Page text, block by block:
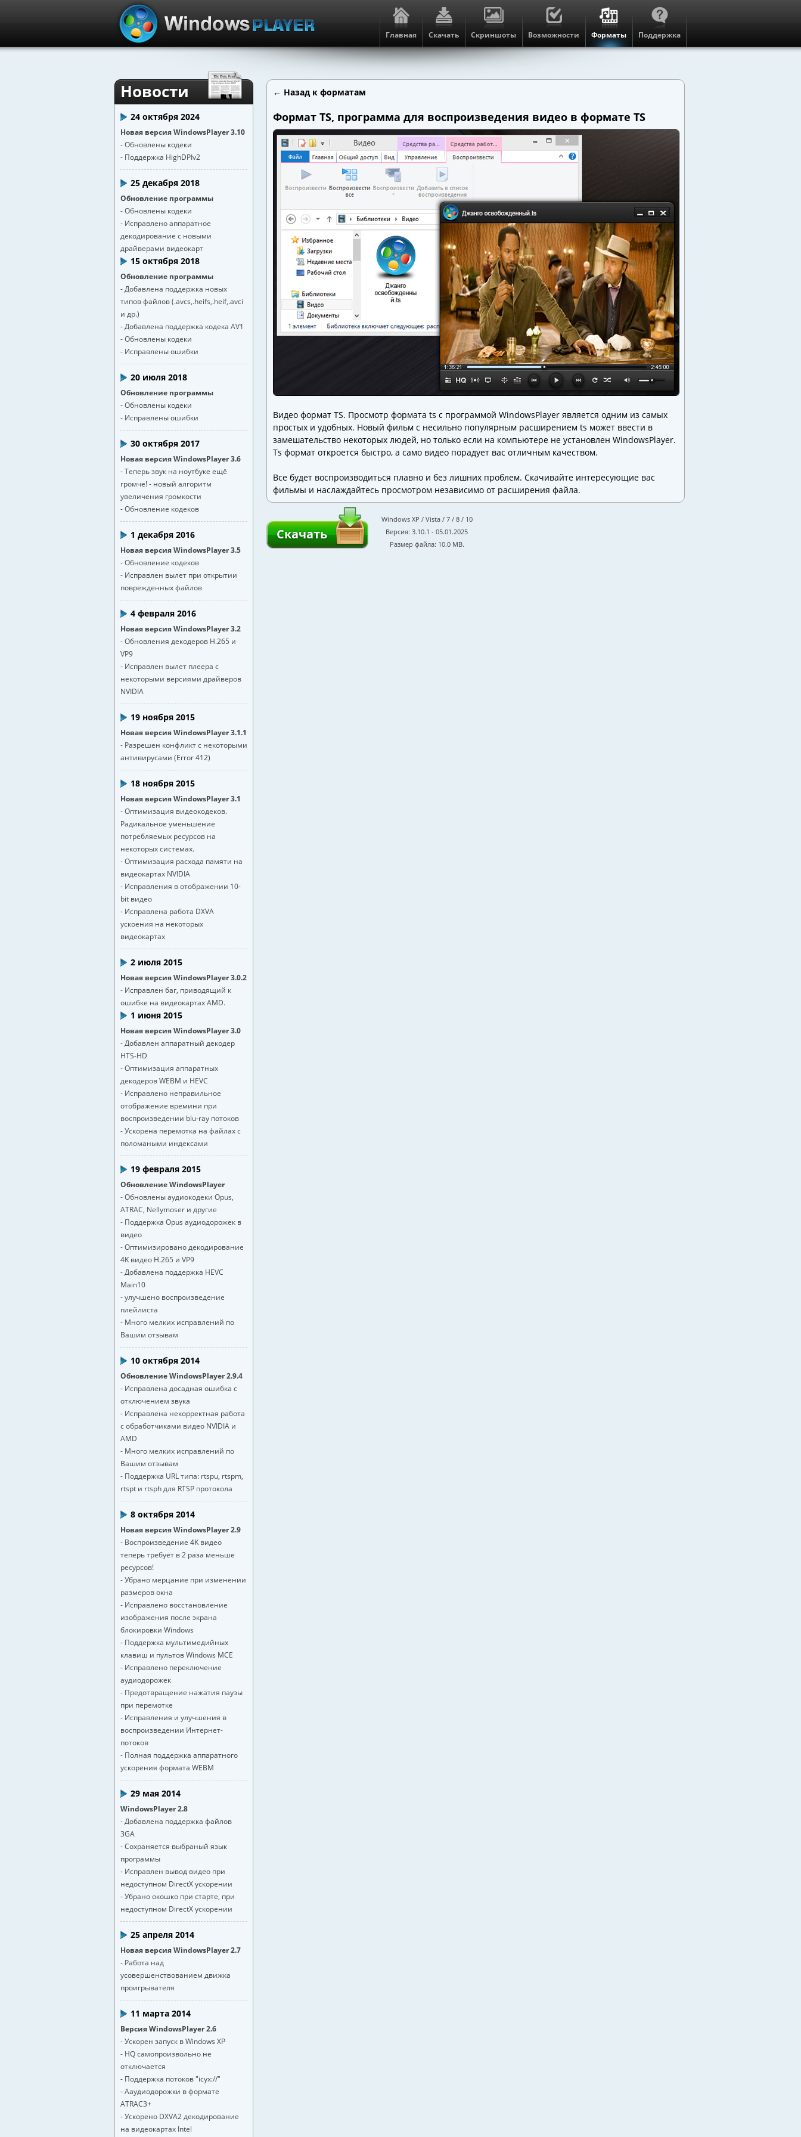
Главная Скачать Скриншоты Возможности Форматы Поддержка
Новости
24 октября 2024
Новая версия WindowsPlayer 3.10
- Обновлены кодеки
- Поддержка HighDPIv2
25 декабря 2018
Обновление программы
- Обновлены кодеки
- Исправлено аппаратное
декодирование с новыми
драйверами видеокарт
15 октября 2018
Обновление программы
- Добавлена поддержка новых
типов файлов (.avcs,.heifs,.heif,.avci
и др.)
- Добавлена поддержка кодека AV1
- Обновлены кодеки
- Исправлены ошибки
20 июля 2018
Обновление программы
- Обновлены кодеки
- Исправлены ошибки
30 октября 2017
Новая версия WindowsPlayer 3.6
- Теперь звук на ноутбуке ещё
громче! - новый алгоритм
увеличения громкости
- Обновление кодеков
1 декабря 2016
Новая версия WindowsPlayer 3.5
- Обновление кодеков
- Исправлен вылет при открытии
поврежденных файлов
4 февраля 2016
Новая версия WindowsPlayer 3.2
- Обновления декодеров H.265 и
VP9
- Исправлен вылет плеера с
некоторыми версиями драйверов
NVIDIA
19 ноября 2015
Новая версия WindowsPlayer 3.1.1
- Разрешен конфликт с некоторыми
антивирусами (Error 412)
18 ноября 2015
Новая версия WindowsPlayer 3.1
- Оптимизация видеокодеков.
Радикальное уменьшение
потребляемых ресурсов на
некоторых системах.
- Оптимизация расхода памяти на
видеокартах NVIDIA
- Исправления в отображении 10-
bit видео
- Исправлена работа DXVA
ускоения на некоторых
видеокартах
2 июля 2015
Новая версия WindowsPlayer 3.0.2
- Исправлен баг, приводящий к
ошибке на видеокартах AMD.
1 июня 2015
Новая версия WindowsPlayer 3.0
- Добавлен аппаратный декодер
HTS-HD
- Оптимизация аппаратных
декодеров WEBM и HEVC
- Исправлено неправильное
отображение времини при
воспроизведении blu-ray потоков
- Ускорена перемотка на файлах с
поломаными индексами
19 февраля 2015
Обновление WindowsPlayer
- Обновлены аудиокодеки Opus,
ATRAC, Nellymoser и другие
- Поддержка Opus аудиодорожек в
видео
- Оптимизировано декодирование
4K видео H.265 и VP9
- Добавлена поддержка HEVC
Main10
- улучшено воспроизведение
плейлиста
- Много мелких исправлений по
Вашим отзывам
10 октября 2014
Обновление WindowsPlayer 2.9.4
- Исправлена досадная ошибка с
отключением звука
- Исправлена некорректная работа
с обработчиками видео NVIDIA и
AMD
- Много мелких исправлений по
Вашим отзывам
- Поддержка URL типа: rtspu, rtspm,
rtspt и rtsph для RTSP протокола
8 октября 2014
Новая версия WindowsPlayer 2.9
- Воспроизведение 4K видео
теперь требует в 2 раза меньше
ресурсов!
- Убрано мерцание при изменении
размеров окна
- Исправлено восстановление
изображения после экрана
блокировки Windows
- Поддержка мультимедийных
клавиш и пультов Windows MCE
- Исправлено переключение
аудиодорожек
- Предотвращение нажатия паузы
при перемотке
- Исправления и улучшения в
воспроизведении Интернет-
потоков
- Полная поддержка аппаратного
ускорения формата WEBM
29 мая 2014
WindowsPlayer 2.8
- Добавлена поддержка файлов
3GA
- Сохраняется выбраный язык
программы
- Исправлен вывод видео при
недоступном DirectX ускорении
- Убрано окошко при старте, при
недоступном DirectX ускорении
25 апреля 2014
Новая версия WindowsPlayer 2.7
- Работа над
усовершенствованием движка
проигрывателя
11 марта 2014
Версия WindowsPlayer 2.6
- Ускорен запуск в Windows XP
- HQ самопроизвольно не
отключается
- Поддержка потоков "icyx://"
- Ааудиодорожки в формате
ATRAC3+
- Ускорено DXVA2 декодирование
на видеокартах Intel
← Назад к форматам
Формат TS, программа для воспроизведения видео в формате TS
Видео формат TS. Просмотр формата ts с программой WindowsPlayer является одним из самых
простых и удобных. Новый фильм с несильно популярным расширением ts может ввести в
замешательство некоторых людей, но только если на компьютере не установлен WindowsPlayer.
Ts формат откроется быстро, а само видео порадует вас отличным качеством.
Все будет воспроизводиться плавно и без лишних проблем. Скачивайте интересующие вас
фильмы и наслаждайтесь просмотром независимо от расширения файла.
Скачать
Windows XP / Vista / 7 / 8 / 10
Версия: 3.10.1 - 05.01.2025
Размер файла: 10.0 MB.